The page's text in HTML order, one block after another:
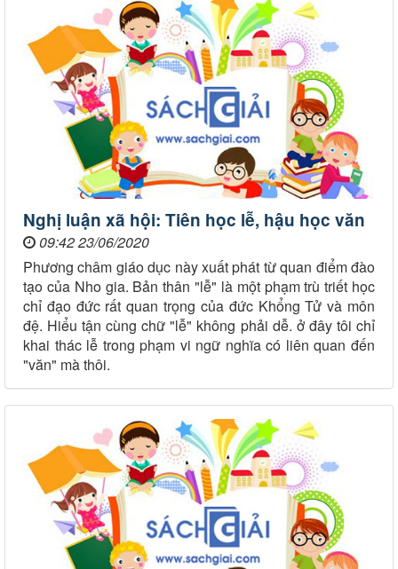
Nghị luận xã hội: Tiên học lễ, hậu học văn
09:42 23/06/2020
Phương châm giáo dục này xuất phát từ quan điểm đào
tạo của Nho gia. Bản thân "lễ" là một phạm trù triết học
chỉ đạo đức rất quan trọng của đức Khổng Tử và môn
đệ. Hiểu tận cùng chữ "lễ" không phải dễ. ở đây tôi chỉ
khai thác lễ trong phạm vi ngữ nghĩa có liên quan đến
"văn" mà thôi.